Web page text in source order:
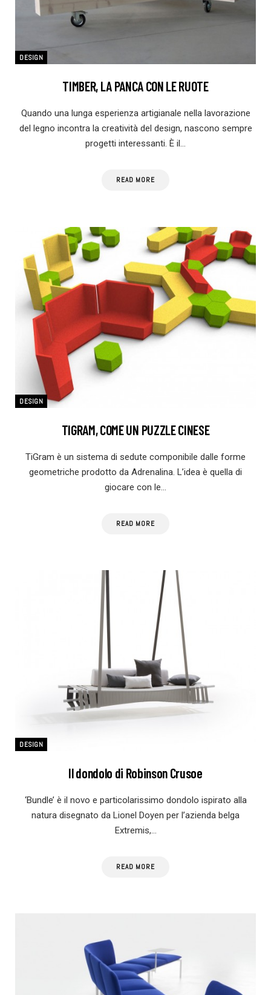
DESIGN
TIMBER, LA PANCA CON LE RUOTE
Quando una lunga esperienza artigianale nella lavorazione
del legno incontra la creatività del design, nascono sempre
progetti interessanti. È il…
READ MORE
DESIGN
TIGRAM, COME UN PUZZLE CINESE
TiGram è un sistema di sedute componibile dalle forme
geometriche prodotto da Adrenalina. L’idea è quella di
giocare con le…
READ MORE
DESIGN
Il dondolo di Robinson Crusoe
‘Bundle’ è il novo e particolarissimo dondolo ispirato alla
natura disegnato da Lionel Doyen per l’azienda belga
Extremis,…
READ MORE